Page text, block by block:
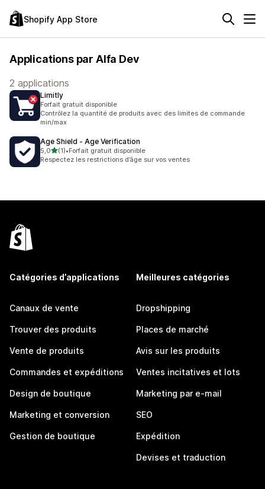
Shopify App Store
Applications par Alfa Dev
2 applications
Limitly
Forfait gratuit disponible
Contrôlez la quantité de produits avec des limites de commande
min/max
Age Shield ‑ Age Verification
5,0étoile(s) sur 5
(1)
1 avis au total
•Forfait gratuit disponible
Respectez les restrictions d’âge sur vos ventes
Catégories d’applications
Canaux de vente
Trouver des produits
Vente de produits
Commandes et expéditions
Design de boutique
Marketing et conversion
Gestion de boutique
Meilleures catégories
Dropshipping
Places de marché
Avis sur les produits
Ventes incitatives et lots
Marketing par e-mail
SEO
Expédition
Devises et traduction